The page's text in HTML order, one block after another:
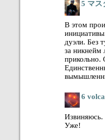
5 マス
В этом
дуэли. Без
за никнейм
прикольно.
6
Извиняюсь.
Уже!